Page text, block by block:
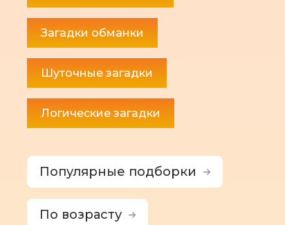
Загадки обманки
Шуточные загадки
Логические загадки
Популярные подборки
По возрасту